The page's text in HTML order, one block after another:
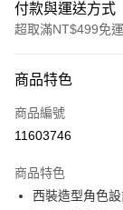
付款與運送方式
超取滿NT$499免運
信用卡一次付款
超商取貨付款
Apple Pay
商品特色
商品編號
11603746
商品特色
西裝造型角色